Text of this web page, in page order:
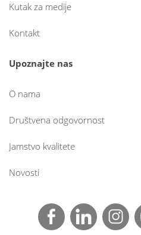
Kutak za medije
Kontakt
Upoznajte nas
O nama
Društvena odgovornost
Jamstvo kvalitete
Novosti